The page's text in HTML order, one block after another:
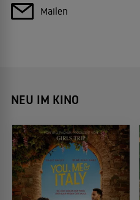
Mailen
NEU IM KINO